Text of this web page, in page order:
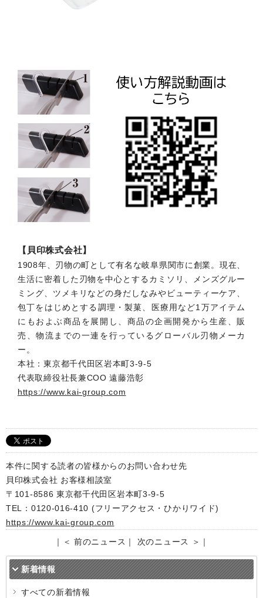
【貝印株式会社】
1908年、刃物の町として有名な岐阜県関市に創業。現在、
生活に密着した刃物を中心とするカミソリ、メンズグルー
ミング、ツメキリなどの身だしなみやビューティーケア、
包丁をはじめとする調理・製菓、医療用など1万アイテム
にもおよぶ商品を展開し、商品の企画開発から生産、販
売、物流までの一連を行っているグローバル刃物メーカ
ー。
本社：東京都千代田区岩本町3-9-5
代表取締役社長兼COO 遠藤浩彰
https://www.kai-group.com
本件に関する読者の皆様からのお問い合わせ先
貝印株式会社 お客様相談室
〒101-8586 東京都千代田区岩本町3-9-5
TEL：0120-016-410 (フリーアクセス・ひかりワイド)
https://www.kai-group.com
｜ ＜ 前のニュース ｜ 次のニュース ＞ ｜
新着情報
すべての新着情報